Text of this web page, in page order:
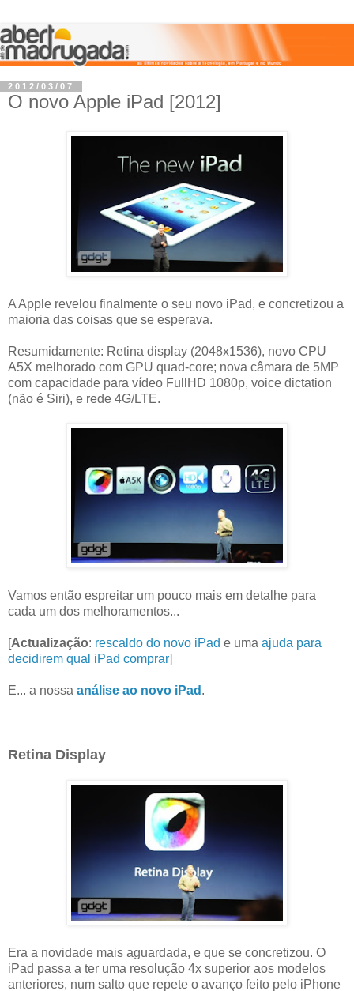
2012/03/07
O novo Apple iPad [2012]
A Apple revelou finalmente o seu novo iPad, e concretizou a
maioria das coisas que se esperava.
Resumidamente: Retina display (2048x1536), novo CPU
A5X melhorado com GPU quad-core; nova câmara de 5MP
com capacidade para vídeo FullHD 1080p, voice dictation
(não é Siri), e rede 4G/LTE.
Vamos então espreitar um pouco mais em detalhe para
cada um dos melhoramentos...
[Actualização: rescaldo do novo iPad e uma ajuda para
decidirem qual iPad comprar]
E... a nossa análise ao novo iPad .
Retina Display
Era a novidade mais aguardada, e que se concretizou. O
iPad passa a ter uma resolução 4x superior aos modelos
anteriores, num salto que repete o avanço feito pelo iPhone